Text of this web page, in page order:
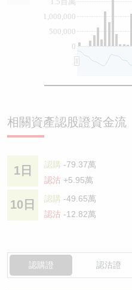
0
500,000
1,000,000
相關資產認股證資金流
1日 認購 -79.37萬
認沽 +5.95萬
10日 認購 -49.65萬
認沽 -12.82萬
認購證 認沽證